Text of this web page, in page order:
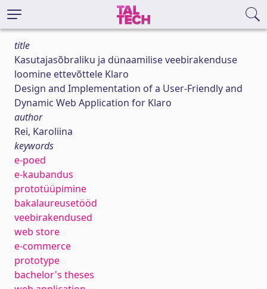
title
Kasutajasõbraliku ja dünaamilise veebirakenduse
loomine ettevõttele Klaro
Design and Implementation of a User-Friendly and
Dynamic Web Application for Klaro
author
Rei, Karoliina
keywords
e-poed
e-kaubandus
prototüüpimine
bakalaureusetööd
veebirakendused
web store
e-commerce
prototype
bachelor's theses